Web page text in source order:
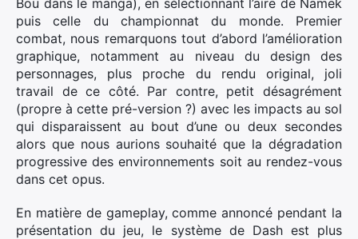
Bou dans le manga), en sélectionnant l’aire de Namek
puis celle du championnat du monde. Premier
combat, nous remarquons tout d’abord l’amélioration
graphique, notamment au niveau du design des
personnages, plus proche du rendu original, joli
travail de ce côté. Par contre, petit désagrément
(propre à cette pré-version ?) avec les impacts au sol
qui disparaissent au bout d’une ou deux secondes
alors que nous aurions souhaité que la dégradation
progressive des environnements soit au rendez-vous
dans cet opus.
En matière de gameplay, comme annoncé pendant la
présentation du jeu, le système de Dash est plus